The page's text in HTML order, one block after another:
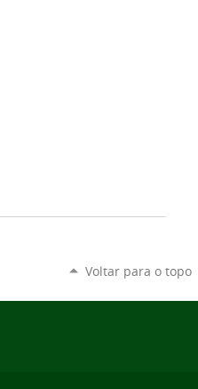
Voltar para o topo